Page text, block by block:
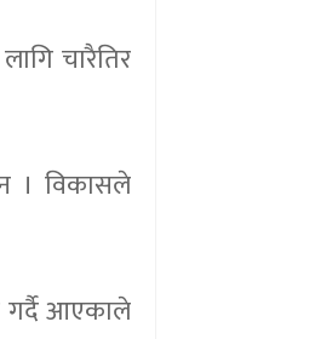
चारैतिर
। विकासले
गर्दै आएकाले